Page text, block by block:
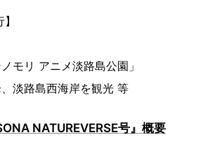
モリ アニメ淡路島公園」
淡路島西海岸を観光 等
NATUREVERSE号』概要